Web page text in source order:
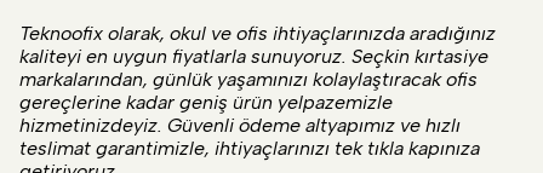
Teknoofix olarak, okul ve ofis ihtiyaçlarınızda aradığınız
kaliteyi en uygun fiyatlarla sunuyoruz. Seçkin kırtasiye
markalarından, günlük yaşamınızı kolaylaştıracak ofis
gereçlerine kadar geniş ürün yelpazemizle
hizmetinizdeyiz. Güvenli ödeme altyapımız ve hızlı
teslimat garantimizle, ihtiyaçlarınızı tek tıkla kapınıza